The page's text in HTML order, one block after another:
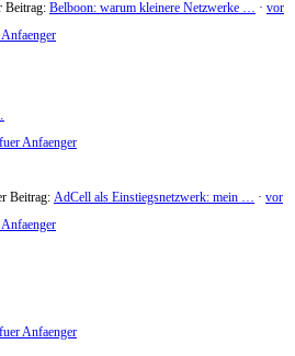
Beitrag: Belboon: warum kleinere Netzwerke … · vor
Anfaenger
Beitrag: AdCell als Einstiegsnetzwerk: mein … · vor
Anfaenger